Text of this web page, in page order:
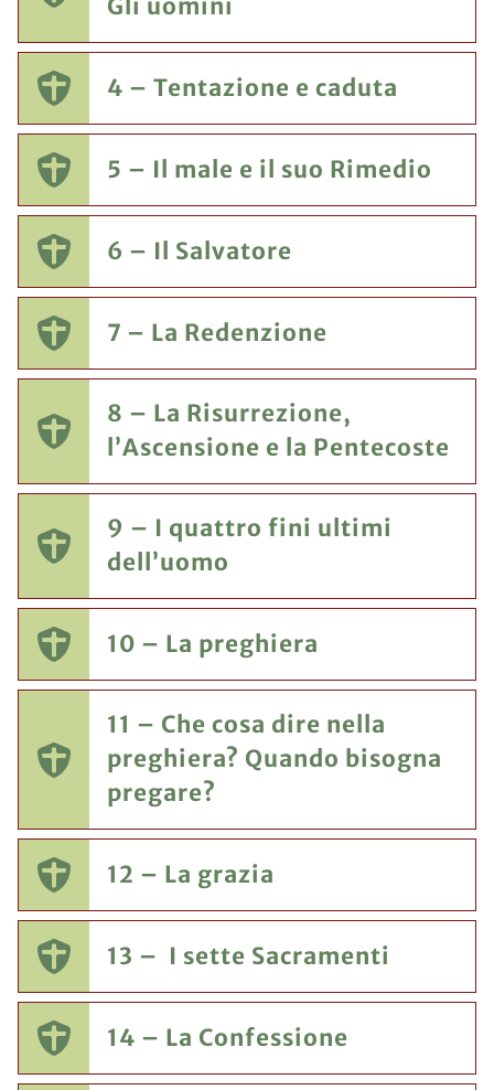
Gli uomini
4 – Tentazione e caduta
5 – Il male e il suo Rimedio
6 – Il Salvatore
7 – La Redenzione
8 – La Risurrezione,
l’Ascensione e la Pentecoste
9 – I quattro fini ultimi
dell’uomo
10 – La preghiera
11 – Che cosa dire nella
preghiera? Quando bisogna
pregare?
12 – La grazia
13 – I sette Sacramenti
14 – La Confessione